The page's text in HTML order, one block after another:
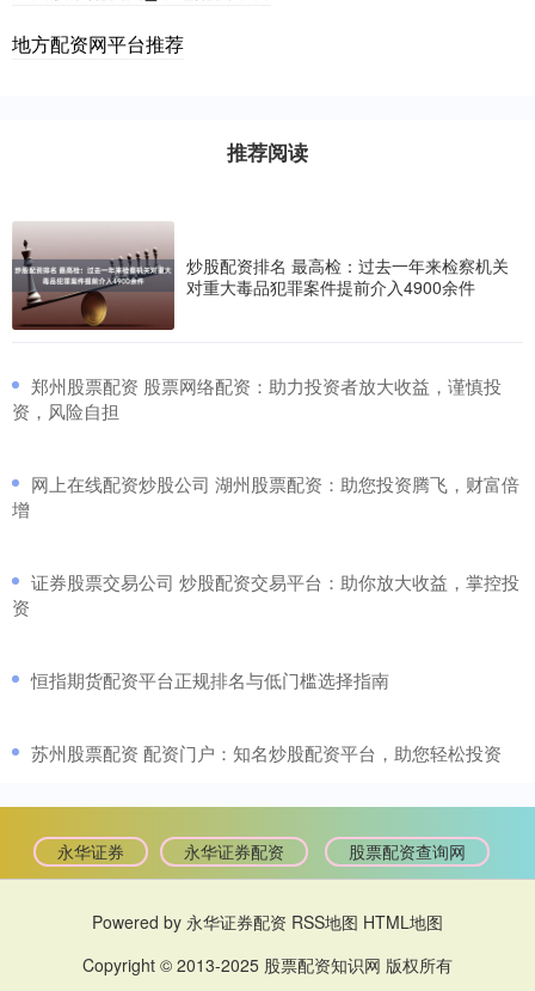
地方配资网平台推荐
推荐阅读
炒股配资排名 最高检：过去一年来检察机关
对重大毒品犯罪案件提前介入4900余件
​郑州股票配资 股票网络配资：助力投资者放大收益，谨慎投
资，风险自担
​网上在线配资炒股公司 湖州股票配资：助您投资腾飞，财富倍
增
​证券股票交易公司 炒股配资交易平台：助你放大收益，掌控投
资
​恒指期货配资平台正规排名与低门槛选择指南
​苏州股票配资 配资门户：知名炒股配资平台，助您轻松投资
永华证券 永华证券配资 股票配资查询网
Powered by 永华证券配资 RSS地图 HTML地图
Copyright © 2013-2025 股票配资知识网 版权所有